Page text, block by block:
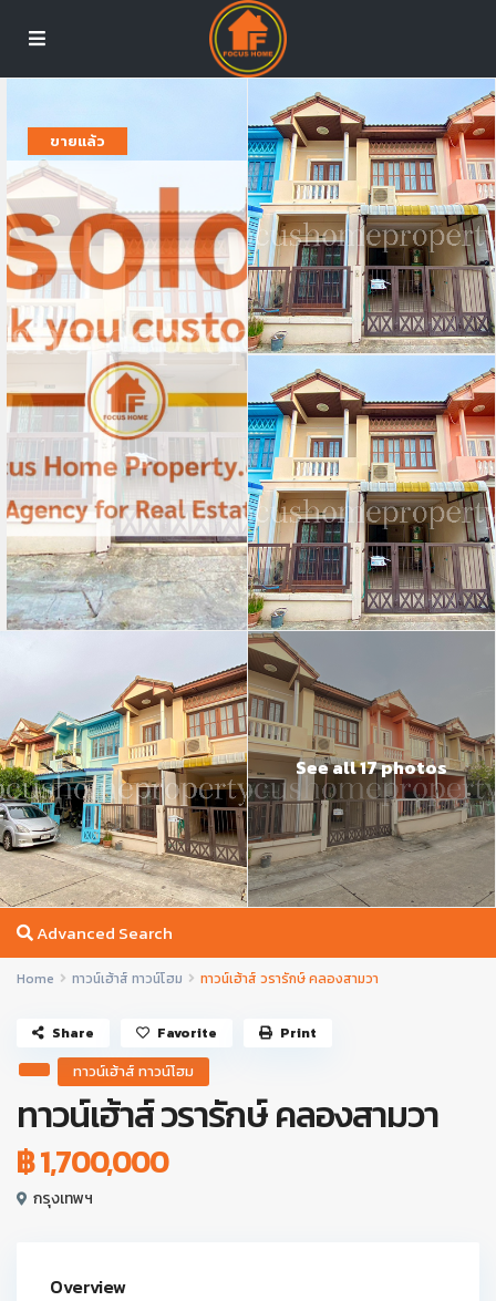
ขายแล้ว
See all 17 photos
Advanced Search
Home ทาวน์เฮ้าส์ ทาวน์โฮม ทาวน์เฮ้าส์ วรารักษ์ คลองสามวา
ทาวน์เฮ้าส์ ทาวน์โฮม
ทาวน์เฮ้าส์ วรารักษ์ คลองสามวา
฿ 1,700,000
กรุงเทพฯ
Share Favorite Print
Overview